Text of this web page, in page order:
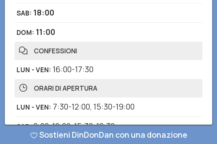
SAB: 18:00
DOM: 11:00
CONFESSIONI
LUN - VEN: 16:00-17:30
ORARI DI APERTURA
LUN - VEN: 7:30-12:00, 15:30-19:00
SAB:8:00-12:00,15:30-18:30
Sostieni DinDonDan con una donazione